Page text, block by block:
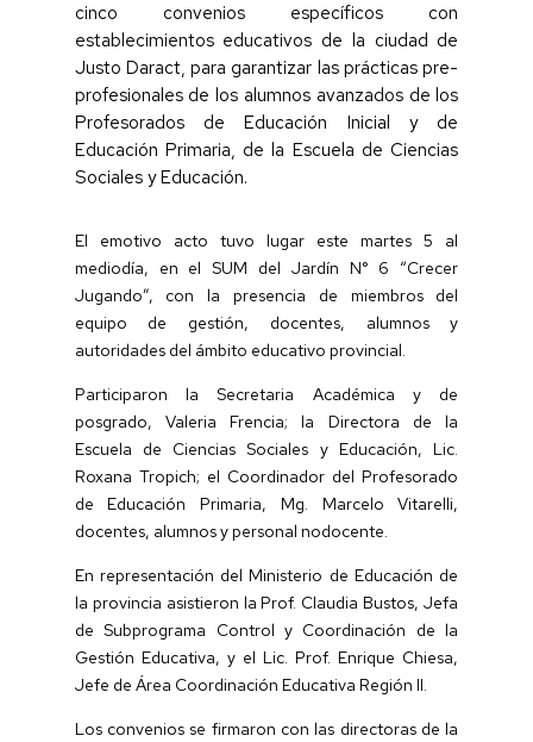
cinco convenios específicos con
establecimientos educativos de la ciudad de
Justo Daract, para garantizar las prácticas pre-
profesionales de los alumnos avanzados de los
Profesorados de Educación Inicial y de
Educación Primaria, de la Escuela de Ciencias
Sociales y Educación.
El emotivo acto tuvo lugar este martes 5 al
mediodía, en el SUM del Jardín N° 6 “Crecer
Jugando”, con la presencia de miembros del
equipo de gestión, docentes, alumnos y
autoridades del ámbito educativo provincial.
Participaron la Secretaria Académica y de
posgrado, Valeria Frencia; la Directora de la
Escuela de Ciencias Sociales y Educación, Lic.
Roxana Tropich; el Coordinador del Profesorado
de Educación Primaria, Mg. Marcelo Vitarelli,
docentes, alumnos y personal nodocente.
En representación del Ministerio de Educación de
la provincia asistieron la Prof. Claudia Bustos, Jefa
de Subprograma Control y Coordinación de la
Gestión Educativa, y el Lic. Prof. Enrique Chiesa,
Jefe de Área Coordinación Educativa Región II.
Los convenios se firmaron con las directoras de la